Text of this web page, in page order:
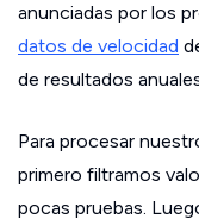
anunciadas por los
datos de velocidad
de resultados
Para procesar
primero filtramos
pocas pruebas.